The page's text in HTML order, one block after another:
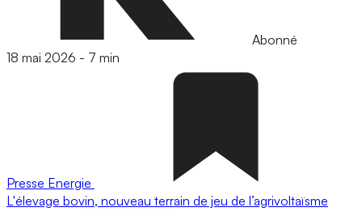
Abonné
18 mai 2026 - 7 min
Presse Energie
L'élevage bovin, nouveau terrain de jeu de l’agrivoltaïsme